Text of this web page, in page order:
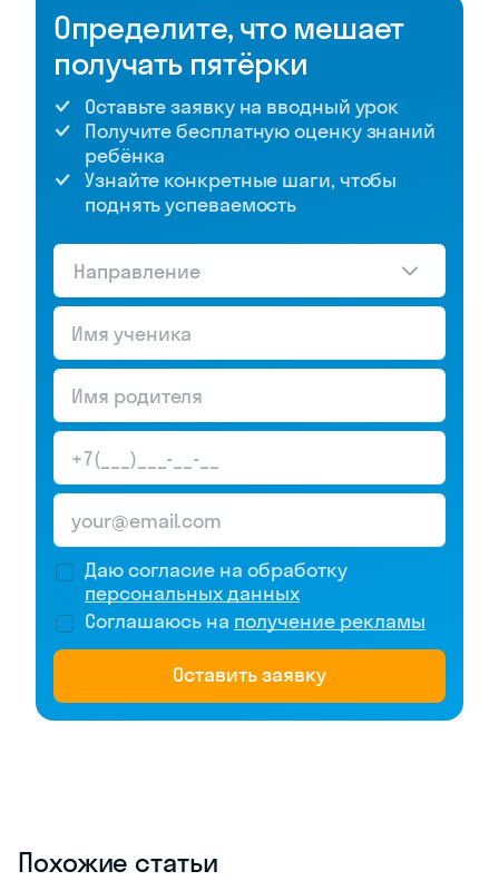
Определите, что мешает
получать пятёрки
Оставьте заявку на вводный урок
Получите бесплатную оценку знаний
ребёнка
Узнайте конкретные шаги, чтобы
поднять успеваемость
Направление
Даю согласие на обработку
персональных данных
Соглашаюсь на получение рекламы
Оставить заявку
Похожие статьи